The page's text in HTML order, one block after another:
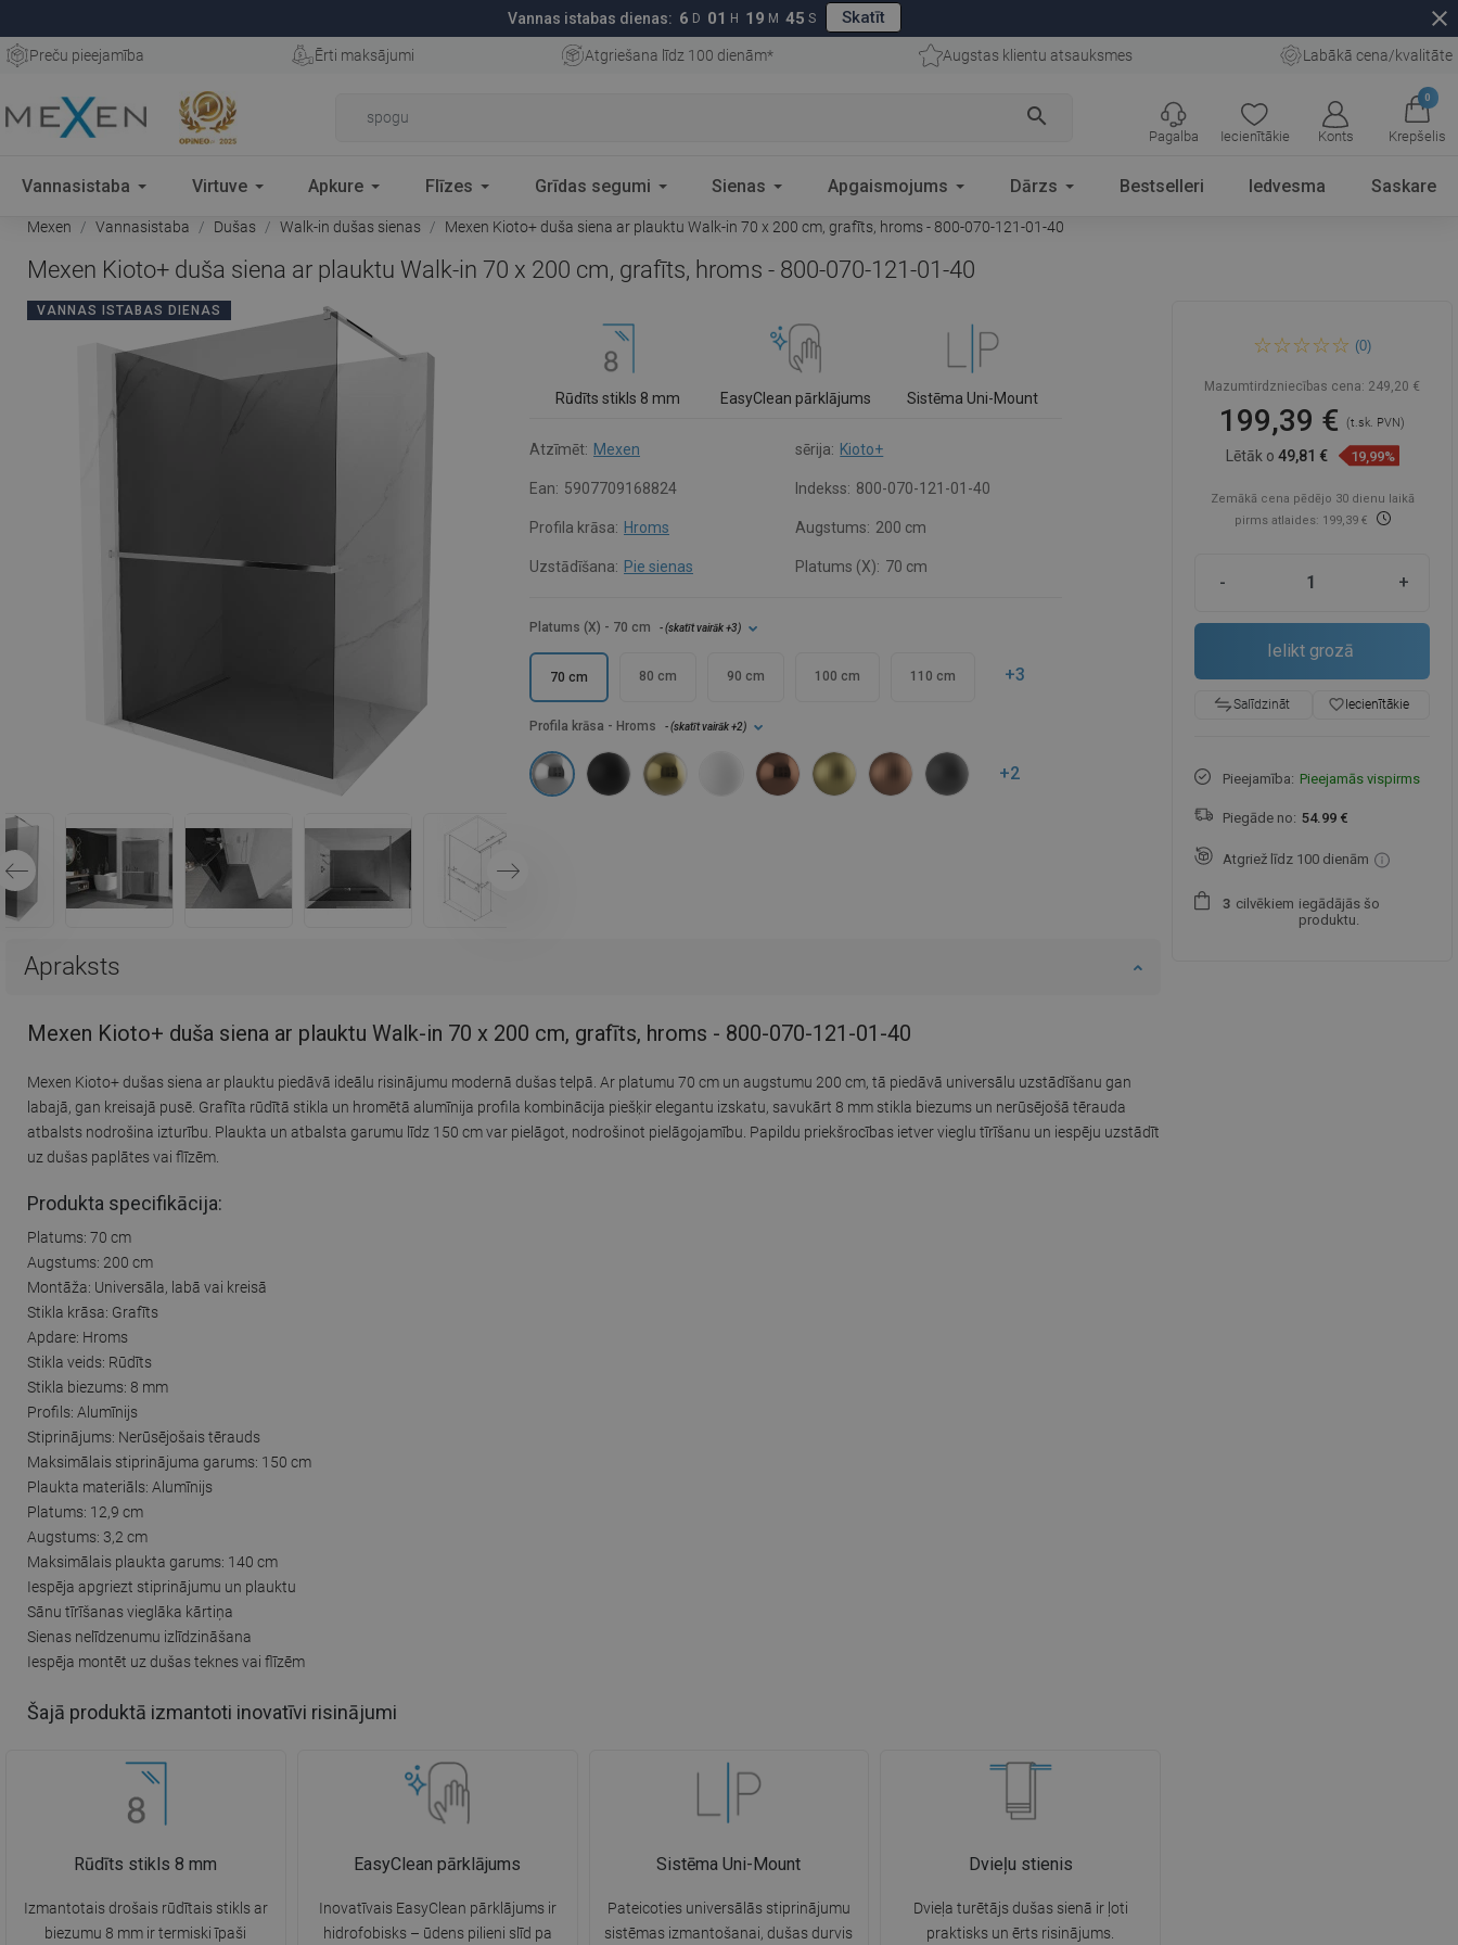
Vannas istabas dienas: 6 D 01 H 19 M 44 S Skatīt close
Preču pieejamība Ērti maksājumi Atgriešana līdz 100 dienām* Augstas klientu atsauksmes Labākā cena/kvalitāte
search
Iecienītākie Konts
0
Krepšelis
Pagalba
Vannasistaba Virtuve Apkure Flīzes Grīdas segumi Sienas Apgaismojums Dārzs Bestselleri Iedvesma Saskare
Mexen Vannasistaba Dušas Walk-in dušas sienas Mexen Kioto+ duša siena ar plauktu Walk-in 70 x 200 cm, grafīts, hroms - 800-070-121-01-40
Mexen Kioto+ duša siena ar plauktu Walk-in 70 x 200 cm, grafīts, hroms - 800-070-121-01-40
VANNAS ISTABAS DIENAS
Rūdīts stikls 8 mm EasyClean pārklājums Sistēma Uni-Mount
Atzīmēt: Mexen sērija: Kioto+
Ean: 5907709168824 Indekss: 800-070-121-01-40
Profila krāsa: Hroms Augstums: 200 cm
Uzstādīšana: Pie sienas Platums (X): 70 cm
Profila krāsa - Hroms - (skatīt vairāk+2)
+2
Platums (X) - 70 cm - (skatīt vairāk+3)
70 cm 80 cm 90 cm 100 cm 110 cm +3
Apraksts
Mexen Kioto+ duša siena ar plauktu Walk-in 70 x 200 cm, grafīts, hroms - 800-070-121-01-40
Mexen Kioto+ dušas siena ar plauktu piedāvā ideālu risinājumu modernā dušas telpā. Ar platumu 70 cm un augstumu 200 cm, tā piedāvā universālu uzstādīšanu gan
labajā, gan kreisajā pusē. Grafīta rūdītā stikla un hromētā alumīnija profila kombinācija piešķir elegantu izskatu, savukārt 8 mm stikla biezums un nerūsējošā tērauda
atbalsts nodrošina izturību. Plaukta un atbalsta garumu līdz 150 cm var pielāgot, nodrošinot pielāgojamību. Papildu priekšrocības ietver vieglu tīrīšanu un iespēju uzstādīt
uz dušas paplātes vai flīzēm.
Produkta specifikācija:
Platums: 70 cm
Augstums: 200 cm
Montāža: Universāla, labā vai kreisā
Stikla krāsa: Grafīts
Apdare: Hroms
Stikla veids: Rūdīts
Stikla biezums: 8 mm
Profils: Alumīnijs
Stiprinājums: Nerūsējošais tērauds
Maksimālais stiprinājuma garums: 150 cm
Plaukta materiāls: Alumīnijs
Platums: 12,9 cm
Augstums: 3,2 cm
Maksimālais plaukta garums: 140 cm
Iespēja apgriezt stiprinājumu un plauktu
Sānu tīrīšanas vieglāka kārtiņa
Sienas nelīdzenumu izlīdzināšana
Iespēja montēt uz dušas teknes vai flīzēm
Šajā produktā izmantoti inovatīvi risinājumi
Rūdīts stikls 8 mm
Izmantotais drošais rūdītais stikls ar
biezumu 8 mm ir termiski īpaši
EasyClean pārklājums
Inovatīvais EasyClean pārklājums ir
hidrofobisks – ūdens pilieni slīd pa
Sistēma Uni-Mount
Pateicoties universālās stiprinājumu
sistēmas izmantošanai, dušas durvis
Dvieļu stienis
Dvieļa turētājs dušas sienā ir ļoti
praktisks un ērts risinājums.
plauktu Walk-in 70 x 200 cm,
01-40
(0)
Mazumtirdzniecības cena: 249,20 €
199,39 €(t.sk. PVN)
Lētāk o49,81 € 19,99%
Zemākā cena pēdējo 30 dienu laikā
pirms atlaides: 199,39 €
- +
Ielikt grozā
Salīdzināt favorite_borderIecienītākie
Pieejamība: Pieejamās vispirms
Piegāde no: 54.99 €
Atgriež līdz 100 dienām
3 cilvēkiem iegādājās šo
produktu.